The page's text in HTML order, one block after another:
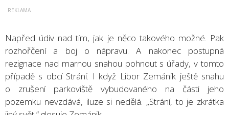
Napřed údiv nad tím, jak je něco takového možné. Pak
rozhořčení a boj o nápravu. A nakonec postupná
rezignace nad marnou snahou pohnout s úřady, v tomto
případě s obcí Strání. I když Libor Zemánik ještě snahu
o zrušení parkoviště vybudovaného na části jeho
pozemku nevzdává, iluze si nedělá. „Strání, to je zkrátka